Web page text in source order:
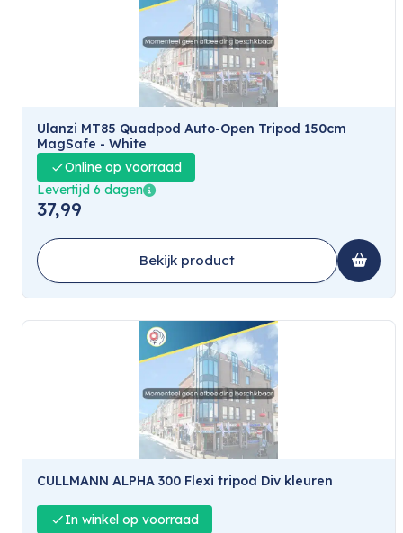
Ulanzi MT85 Quadpod Auto-Open Tripod 150cm
MagSafe - White
Online op voorraad
Levertijd 6 dagen
37,99
Bekijk product
CULLMANN ALPHA 300 Flexi tripod Div kleuren
In winkel op voorraad